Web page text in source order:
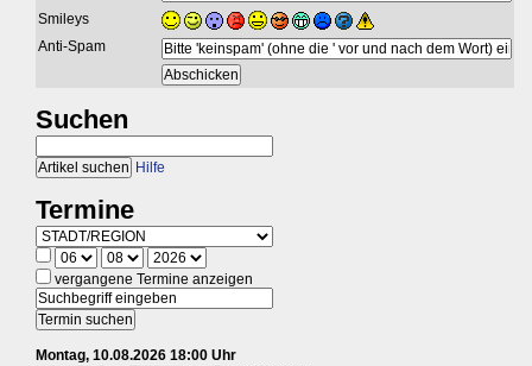
Smileys
Anti-Spam
Suchen
Hilfe
Termine
vergangene Termine anzeigen
Montag, 10.08.2026 18:00 Uhr